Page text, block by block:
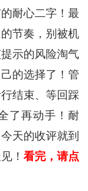
耐心二字！最
节奏，别被机
示的风险淘气
的选择了！管
结束、等回踩
了再动手！耐
天的收评就到
！看完，请点